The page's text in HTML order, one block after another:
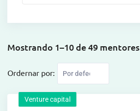
Mostrando 1–10 de 49 mentores
Ordernar por:
Venture capital